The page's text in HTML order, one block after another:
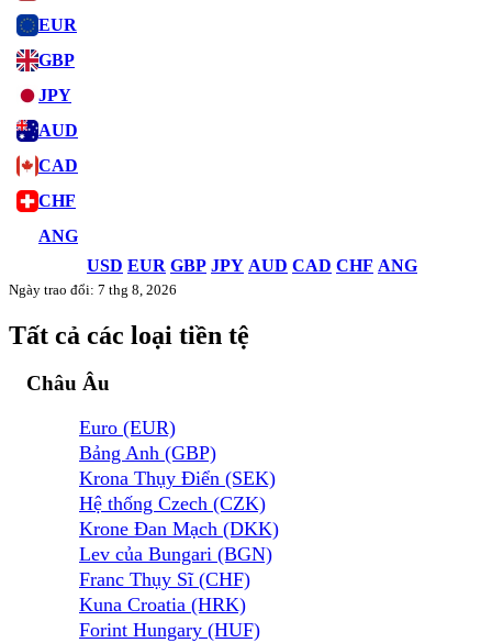
EUR
GBP
JPY
AUD
CAD
CHF
ANG
USD EUR GBP JPY AUD CAD CHF ANG
Ngày trao đổi: 7 thg 8, 2026
Tất cả các loại tiền tệ
Châu Âu
Euro (EUR)
Bảng Anh (GBP)
Krona Thụy Điển (SEK)
Hệ thống Czech (CZK)
Krone Đan Mạch (DKK)
Lev của Bungari (BGN)
Franc Thụy Sĩ (CHF)
Kuna Croatia (HRK)
Forint Hungary (HUF)